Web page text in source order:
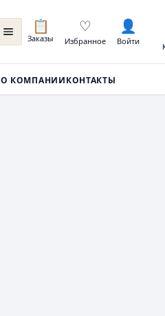
📋
Заказы
♡
Избранное
👤
Войти
О КОМПАНИИКОНТАКТЫ